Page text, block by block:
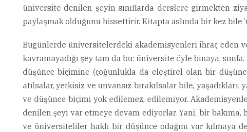
üniversite denilen şeyin sınıflarda derslere girmekten
paylaşmak olduğunu hissettirir. Kitapta aslında bir kez bile
Bugünlerde üniversitelerdeki akademisyenleri ihraç eden
kavramayadığı şey tam da bu: üniversite öyle binaya,
düşünce biçimine (çoğunlukla da eleştirel olan bir
atılsalar, yetkisiz ve unvansız bırakılsalar bile,
ve düşünce biçimi yok edilemez, edilemiyor.
denilen şeyi var etmeye devam ediyorlar. Yani, bir bakıma,
ve üniversiteliler haklı bir düşünce odağını var kılmaya